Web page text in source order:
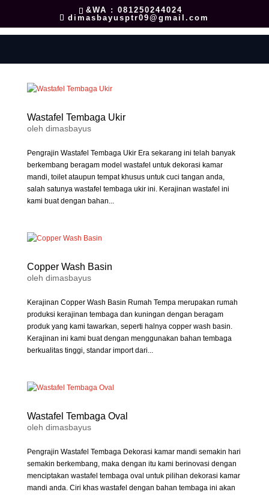
&WA : 081250244024
dimasbayusptr09@gmail.com
Wastafel Tembaga Ukir
oleh dimasbayus
Pengrajin Wastafel Tembaga Ukir Era sekarang ini telah banyak
berkembang beragam model wastafel untuk dekorasi kamar
mandi, toilet ataupun tempat khusus untuk cuci tangan anda,
salah satunya wastafel tembaga ukir ini. Kerajinan wastafel ini
kami buat dengan bahan...
Copper Wash Basin
oleh dimasbayus
Kerajinan Copper Wash Basin Rumah Tempa merupakan rumah
produksi kerajinan tembaga dan kuningan dengan beragam
produk yang kami tawarkan, seperti halnya copper wash basin.
Kerajinan ini kami buat dengan menggunakan bahan tembaga
berkualitas tinggi, standar import dari...
Wastafel Tembaga Oval
oleh dimasbayus
Pengrajin Wastafel Tembaga Dekorasi kamar mandi semakin hari
semakin berkembang, maka dengan itu kami berinovasi dengan
menciptakan wastafel tembaga oval untuk pilihan dekorasi kamar
mandi anda. Ciri khas wastafel dengan bahan tembaga ini akan